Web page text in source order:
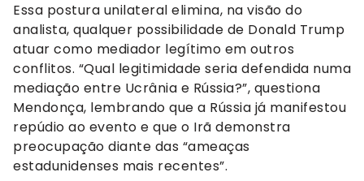
Essa postura unilateral elimina, na visão do
analista, qualquer possibilidade de Donald Trump
atuar como mediador legítimo em outros
conflitos. “Qual legitimidade seria defendida numa
mediação entre Ucrânia e Rússia?”, questiona
Mendonça, lembrando que a Rússia já manifestou
repúdio ao evento e que o Irã demonstra
preocupação diante das “ameaças
estadunidenses mais recentes”.